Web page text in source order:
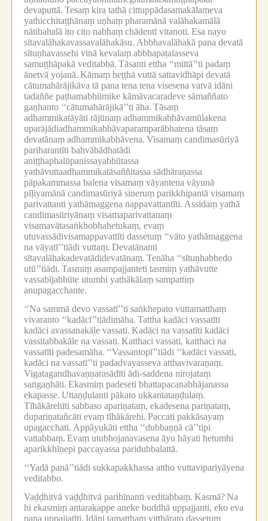
devaputtā. Tesaṃ kira tathā cittuppādasamakālameva
yathicchitaṭṭhānaṃ uṇhaṃ pharamānā valāhakamālā
nātibahalā ito cito nabhaṃ chādentī vitanoti. Esa nayo
sītavalāhakavassavalāhakāsu. Abbhavalāhakā pana devatā
sītuṇhavassehi vinā kevalaṃ abbhapaṭalasseva
samuṭṭhāpakā veditabbā. Tāsanti ettha ‘‘mittā’’ti padaṃ
ānetvā yojanā. Kāmaṃ heṭṭhā vuttā sattavidhāpi devatā
cātumahārājikāva tā pana tena tena visesena vatvā idāni
tadaññe paṭhamabhūmike kāmāvacaradeve sāmaññato
gaṇhanto ‘‘cātumahārājikā’’ti āha. Tāsaṃ
adhammikatāyāti rājūnaṃ adhammikabhāvamūlakena
uparājādiadhammikabhāvaparamparābhatena tāsaṃ
devatānaṃ adhammikabhāvena. Visamaṃ candimasūriyā
pariharantīti bahvābādhatādi
aniṭṭhaphalūpanissayabhūtassa
yathāvuttaadhammikatāsaññitassa sādhāraṇassa
pāpakammassa balena visamaṃ vāyantena vāyunā
pīḷiyamānā candimasūriyā sineruṃ parikkhipantā visamaṃ
parivattanti yathāmaggena nappavattantīti. Assidaṃ yathā
candimasūriyānaṃ visamaparivattanaṃ
visamavātasaṅkhobhahetukaṃ, evaṃ
utuvassādivisamappavattīti dassetuṃ ‘‘vāto yathāmaggena
na vāyatī’’tiādi vuttaṃ. Devatānanti
sītavalāhakadevatādidevatānaṃ. Tenāha ‘‘sītuṇhabhedo
utū’’tiādi. Tasmiṃ asampajjanteti tasmiṃ yathāvutte
vassabījabhūte utumhi yathākālaṃ sampattiṃ
anupagacchante.
‘‘Na sammā devo vassatī’’ti saṅkhepato vuttamatthaṃ
vivaranto ‘‘kadācī’’tiādimāha. Tattha kadāci vassatīti
kadāci avassanakāle vassati. Kadāci na vassatīti kadāci
vassitabbakāle na vassati. Katthaci vassati, katthaci na
vassatīti padesamāha. ‘‘Vassantopī’’tiādi ‘‘kadāci vassati,
kadāci na vassatī’’ti padadvayasseva atthavivaraṇaṃ.
Vigatagandhavaṇṇarasādīti ādi-saddena nirojataṃ
saṅgaṇhāti. Ekasmiṃ padeseti bhattapacanabhājanassa
ekapasse. Uttaṇḍulanti pākato ukkantataṇḍulaṃ.
Tīhākārehīti sabbaso apariṇataṃ, ekadesena pariṇataṃ,
dupariṇatañcāti evaṃ tīhākārehi. Paccati pakkāsayaṃ
upagacchati. Appāyukāti ettha ‘‘dubbaṇṇā cā’’tipi
vattabbaṃ. Evaṃ utubhojanavasena āyu hāyati hetumhi
aparikkhīṇepi paccayassa paridubbalattā.
‘‘Yadā panā’’tiādi sukkapakkhassa attho vuttavipariyāyena
veditabbo.
Vaḍḍhitvā vaḍḍhitvā parihīnanti veditabbaṃ. Kasmā?Na
hi ekasmiṃ antarakappe aneke buddhā uppajjanti, eko eva
pana uppajjatīti. Idāni tamatthaṃ vitthārato dassetuṃ